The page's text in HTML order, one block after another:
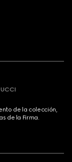
de la colección,
de la Firma.